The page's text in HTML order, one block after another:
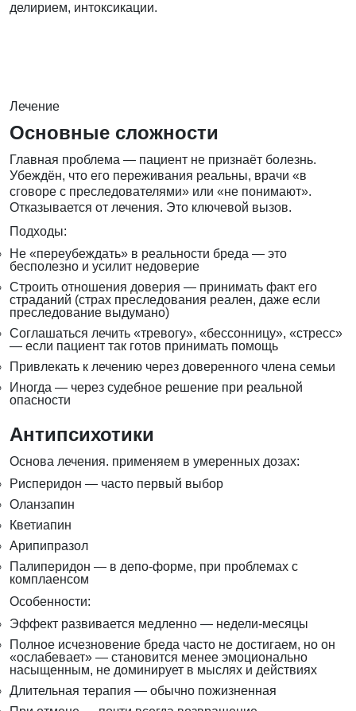
делирием, интоксикации.
Лечение
Основные сложности
Главная проблема — пациент не признаёт болезнь.
Убеждён, что его переживания реальны, врачи «в
сговоре с преследователями» или «не понимают».
Отказывается от лечения. Это ключевой вызов.
Подходы:
Не «переубеждать» в реальности бреда — это
бесполезно и усилит недоверие
Строить отношения доверия — принимать факт его
страданий (страх преследования реален, даже если
преследование выдумано)
Соглашаться лечить «тревогу», «бессонницу», «стресс»
— если пациент так готов принимать помощь
Привлекать к лечению через доверенного члена семьи
Иногда — через судебное решение при реальной
опасности
Антипсихотики
Основа лечения. применяем в умеренных дозах:
Рисперидон — часто первый выбор
Оланзапин
Кветиапин
Арипипразол
Палиперидон — в депо-форме, при проблемах с
комплаенсом
Особенности:
Эффект развивается медленно — недели-месяцы
Полное исчезновение бреда часто не достигаем, но он
«ослабевает» — становится менее эмоционально
насыщенным, не доминирует в мыслях и действиях
Длительная терапия — обычно пожизненная